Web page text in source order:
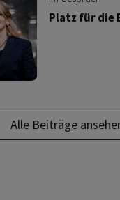
Platz für die
Alle Beiträge